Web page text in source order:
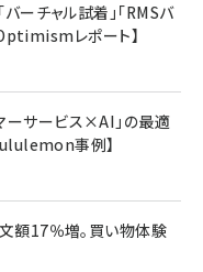
ーチャル試着」「RMSバ
レポート】
ーサービス×AI」の最適
事例】
額17％増。買い物体験